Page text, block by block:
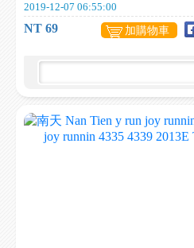
2019-12-07 06:55:00
NT 69 加購物車